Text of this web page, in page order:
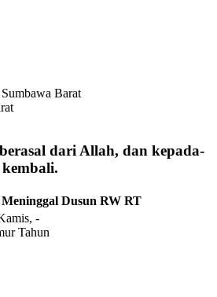
Barat
dari Allah, dan kepada-
Dusun RW RT
-
Tahun